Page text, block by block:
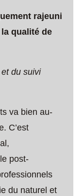
rajeuni
qualité de
du suivi
va bien au-
C’est
post-
du naturel et